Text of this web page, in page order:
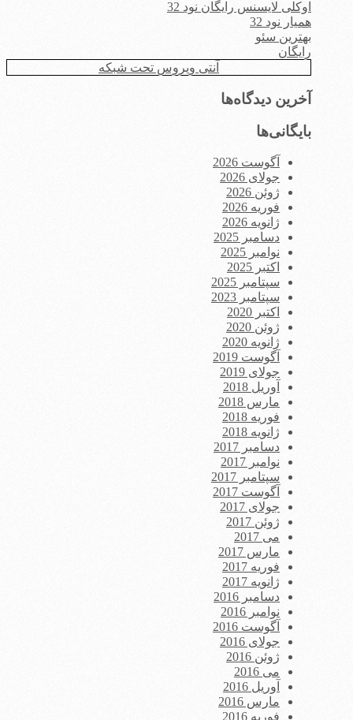
اوکلی لایسنس رایگان نود 32
همیار نود 32
بهترین سئو
رایگان
آنتی ویروس تحت شبکه
آخرین دیدگاه‌ها
بایگانی‌ها
آگوست 2026
جولای 2026
ژوئن 2026
فوریه 2026
ژانویه 2026
دسامبر 2025
نوامبر 2025
اکتبر 2025
سپتامبر 2025
سپتامبر 2023
اکتبر 2020
ژوئن 2020
ژانویه 2020
آگوست 2019
جولای 2019
آوریل 2018
مارس 2018
فوریه 2018
ژانویه 2018
دسامبر 2017
نوامبر 2017
سپتامبر 2017
آگوست 2017
جولای 2017
ژوئن 2017
می 2017
مارس 2017
فوریه 2017
ژانویه 2017
دسامبر 2016
نوامبر 2016
آگوست 2016
جولای 2016
ژوئن 2016
می 2016
آوریل 2016
مارس 2016
فوریه 2016